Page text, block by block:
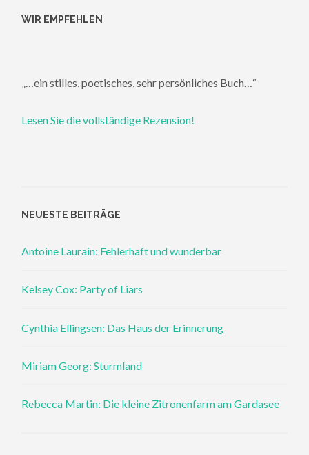
WIR EMPFEHLEN
„…ein stilles, poetisches, sehr persönliches Buch…“
Lesen Sie die vollständige Rezension!
NEUESTE BEITRÄGE
Antoine Laurain: Fehlerhaft und wunderbar
Kelsey Cox: Party of Liars
Cynthia Ellingsen: Das Haus der Erinnerung
Miriam Georg: Sturmland
Rebecca Martin: Die kleine Zitronenfarm am Gardasee